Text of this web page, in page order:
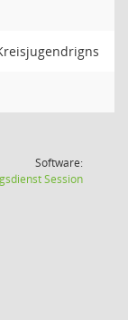
Software:
Session(Wird in